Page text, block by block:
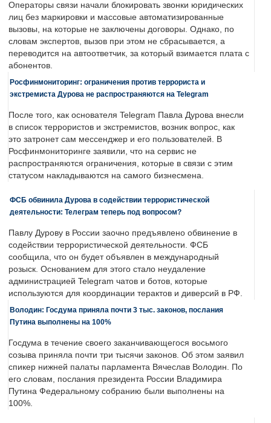
Операторы связи начали блокировать звонки юридических
лиц без маркировки и массовые автоматизированные
вызовы, на которые не заключены договоры. Однако, по
словам экспертов, вызов при этом не сбрасывается, а
переводится на автоответчик, за который взимается плата с
абонентов.
Росфинмониторинг: ограничения против террориста и
экстремиста Дурова не распространяются на Telegram
После того, как основателя Telegram Павла Дурова внесли
в список террористов и экстремистов, возник вопрос, как
это затронет сам мессенджер и его пользователей. В
Росфинмониторинге заявили, что на сервис не
распространяются ограничения, которые в связи с этим
статусом накладываются на самого бизнесмена.
ФСБ обвинила Дурова в содействии террористической
деятельности: Телеграм теперь под вопросом?
Павлу Дурову в России заочно предъявлено обвинение в
содействии террористической деятельности. ФСБ
сообщила, что он будет объявлен в международный
розыск. Основанием для этого стало неудаление
администрацией Telegram чатов и ботов, которые
используются для координации терактов и диверсий в РФ.
Володин: Госдума приняла почти 3 тыс. законов, послания
Путина выполнены на 100%
Госдума в течение своего заканчивающегося восьмого
созыва приняла почти три тысячи законов. Об этом заявил
спикер нижней палаты парламента Вячеслав Володин. По
его словам, послания президента России Владимира
Путина Федеральному собранию были выполнены на
100%.